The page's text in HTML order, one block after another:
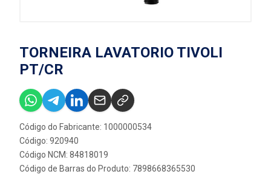
TORNEIRA LAVATORIO TIVOLI
PT/CR
Código do Fabricante: 1000000534
Código: 920940
Código NCM: 84818019
Código de Barras do Produto: 7898668365530